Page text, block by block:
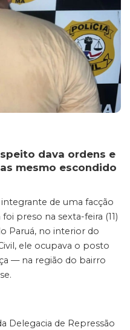
dava ordens e
mesmo escondido
de uma facção
preso na sexta-feira (11)
Paruá, no interior do
ele ocupava o posto
— na região do bairro
Delegacia de Repressão